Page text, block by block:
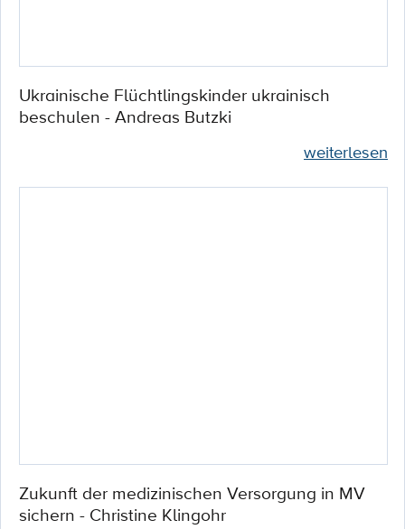
Ukrainische Flüchtlingskinder ukrainisch
beschulen - Andreas Butzki
weiterlesen
Zukunft der medizinischen Versorgung in MV
sichern - Christine Klingohr